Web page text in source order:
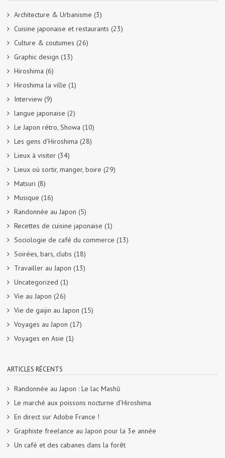
Architecture & Urbanisme (3)
Cuisine japonaise et restaurants (23)
Culture & coutumes (26)
Graphic design (13)
Hiroshima (6)
Hiroshima la ville (1)
Interview (9)
langue japonaise (2)
Le Japon rétro, Showa (10)
Les gens d'Hiroshima (28)
Lieux à visiter (34)
Lieux où sortir, manger, boire (29)
Matsuri (8)
Musique (16)
Randonnée au Japon (5)
Recettes de cuisine japonaise (1)
Sociologie de café du commerce (13)
Soirées, bars, clubs (18)
Travailler au Japon (13)
Uncategorized (1)
Vie au Japon (26)
Vie de gaijin au Japon (15)
Voyages au Japon (17)
Voyages en Asie (1)
ARTICLES RÉCENTS
Randonnée au Japon : Le lac Mashū
Le marché aux poissons nocturne d’Hiroshima
En direct sur Adobe France !
Graphiste freelance au Japon pour la 3e année
Un café et des cabanes dans la forêt